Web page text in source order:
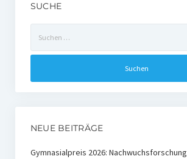
SUCHE
nach:
NEUE BEITRÄGE
Gymnasialpreis 2026: Nachwuchsforschung